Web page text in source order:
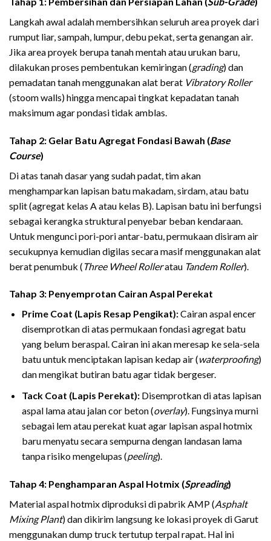
Langkah awal adalah membersihkan seluruh area proyek dari
rumput liar, sampah, lumpur, debu pekat, serta genangan air.
Jika area proyek berupa tanah mentah atau urukan baru,
dilakukan proses pembentukan kemiringan (grading) dan
pemadatan tanah menggunakan alat berat Vibratory Roller
(stoom walls) hingga mencapai tingkat kepadatan tanah
maksimum agar pondasi tidak amblas.
Tahap 2: Gelar Batu Agregat Fondasi Bawah (Base
Course)
Di atas tanah dasar yang sudah padat, tim akan
menghamparkan lapisan batu makadam, sirdam, atau batu
split (agregat kelas A atau kelas B). Lapisan batu ini berfungsi
sebagai kerangka struktural penyebar beban kendaraan.
Untuk mengunci pori-pori antar-batu, permukaan disiram air
secukupnya kemudian digilas secara masif menggunakan alat
berat penumbuk (Three Wheel Rolleratau Tandem Roller).
Tahap 3: Penyemprotan Cairan Aspal Perekat
Prime Coat (Lapis Resap Pengikat):Cairan aspal encer
disemprotkan di atas permukaan fondasi agregat batu
yang belum beraspal. Cairan ini akan meresap ke sela-sela
batu untuk menciptakan lapisan kedap air (waterproofing)
dan mengikat butiran batu agar tidak bergeser.
Tack Coat (Lapis Perekat):Disemprotkan di atas lapisan
aspal lama atau jalan cor beton (overlay). Fungsinya murni
sebagai lem atau perekat kuat agar lapisan aspal hotmix
baru menyatu secara sempurna dengan landasan lama
tanpa risiko mengelupas (peeling).
Tahap 4: Penghamparan Aspal Hotmix (Spreading)
Material aspal hotmix diproduksi di pabrik AMP (Asphalt
Mixing Plant) dan dikirim langsung ke lokasi proyek di Garut
menggunakan dump truck tertutup terpal rapat. Hal ini